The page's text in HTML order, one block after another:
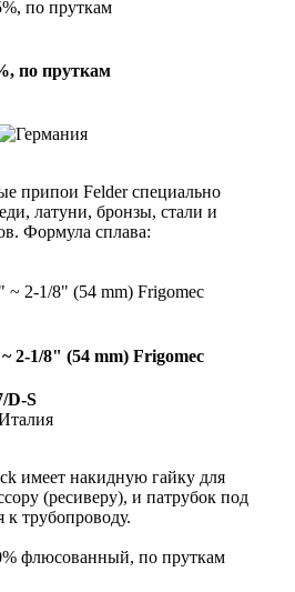
по пруткам
припои Felder специально
латуни, бронзы, стали и
Формула сплава:
2-1/8" (54 mm) Frigomec
D-S
имеет накидную гайку для
(ресиверу), и патрубок под
к трубопроводу.